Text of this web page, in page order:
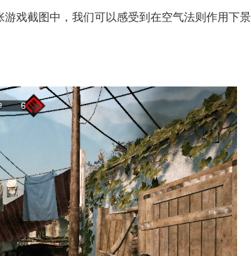
截图中，我们可以感受到在空气法则作用下